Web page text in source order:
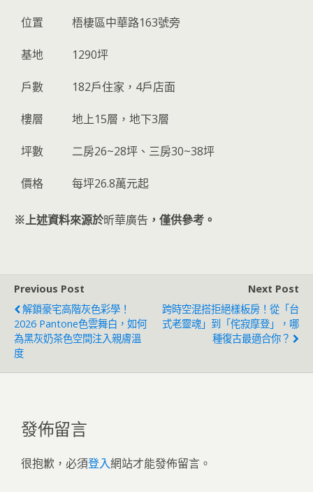
位置 梧棲區中華路163號旁
基地 1290坪
戶數 182戶住家，4戶店面
樓層 地上15層，地下3層
坪數 二房26~28坪、三房30~38坪
價格 每坪26.8萬元起
※上述資料來源於昕華廣告 ，僅供參考。
Previous Post
解鎖豪宅高階灰色彩學！
2026 Pantone色雲舞白，如何
為黑灰奶茶色空間注入親膚溫
度
Next Post
跨時空混搭拒絕樣板房！從「台
式老靈魂」到「侘寂摩登」，哪
種復古最適合你？
發佈留言
很抱歉，必須登入網站才能發佈留言。